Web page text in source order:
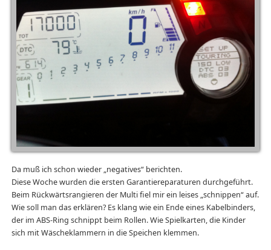
Da muß ich schon wieder „negatives“ berichten.
Diese Woche wurden die ersten Garantiereparaturen durchgeführt.
Beim Rückwärtsrangieren der Multi fiel mir ein leises „schnippen“ auf.
Wie soll man das erklären? Es klang wie ein Ende eines Kabelbinders,
der im ABS-Ring schnippt beim Rollen. Wie Spielkarten, die Kinder
sich mit Wäscheklammern in die Speichen klemmen.